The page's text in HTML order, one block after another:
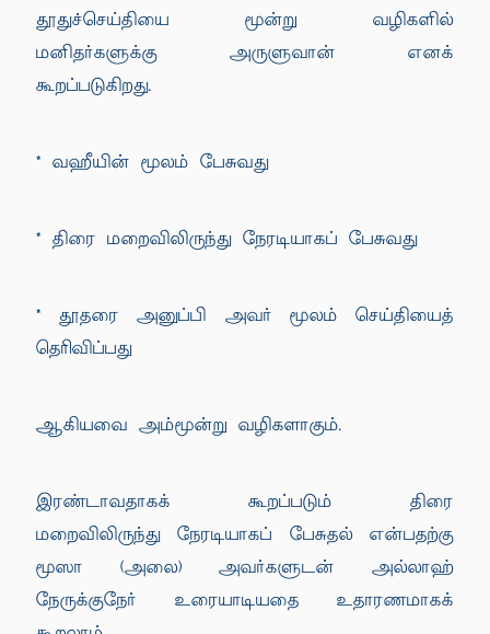
தூதுச்செய்தியை மூன்று வழிகளில்
மனிதர்களுக்கு அருளுவான் எனக்
கூறப்படுகிறது.
* வஹீயின் மூலம் பேசுவது
* திரை மறைவிலிருந்து நேரடியாகப் பேசுவது
* தூதரை அனுப்பி அவர் மூலம் செய்தியைத்
தெரிவிப்பது
ஆகியவை அம்மூன்று வழிகளாகும்.
இரண்டாவதாகக் கூறப்படும் திரை
மறைவிலிருந்து நேரடியாகப் பேசுதல் என்பதற்கு
மூஸா (அலை) அவர்களுடன் அல்லாஹ்
நேருக்குநேர் உரையாடியதை உதாரணமாகக்